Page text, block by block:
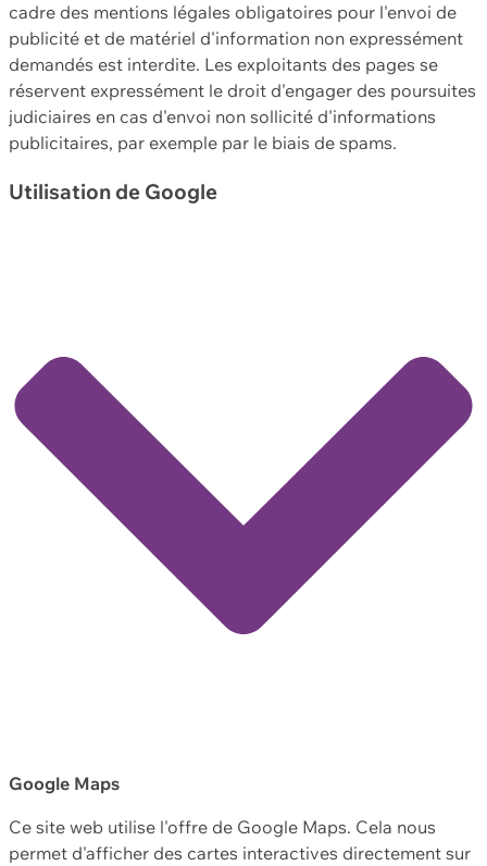
cadre des mentions légales obligatoires pour l'envoi de
publicité et de matériel d'information non expressément
demandés est interdite. Les exploitants des pages se
réservent expressément le droit d'engager des poursuites
judiciaires en cas d'envoi non sollicité d'informations
publicitaires, par exemple par le biais de spams.
Utilisation de Google
Google Maps
Ce site web utilise l'offre de Google Maps. Cela nous
permet d'afficher des cartes interactives directement sur